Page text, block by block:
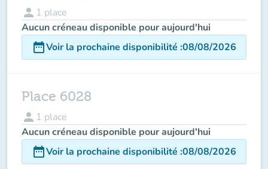
person 1 place
Aucun créneau disponible pour aujourd'hui
date_rangeVoir la prochaine disponibilité :08/08/2026
Place 6028
person 1 place
Aucun créneau disponible pour aujourd'hui
date_rangeVoir la prochaine disponibilité :08/08/2026